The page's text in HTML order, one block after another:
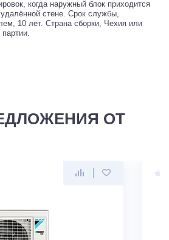
когда наружный блок приходится
стене. Срок службы,
10 лет. Страна сборки, Чехия или
ОТ